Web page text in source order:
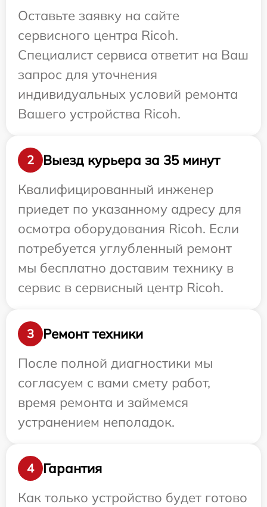
Оставьте заявку на сайте
сервисного центра Ricoh.
Специалист сервиса ответит на Ваш
запрос для уточнения
индивидуальных условий ремонта
Вашего устройства Ricoh.
2
Выезд курьера за 35 минут
Квалифицированный инженер
приедет по указанному адресу для
осмотра оборудования Ricoh. Если
потребуется углубленный ремонт
мы бесплатно доставим технику в
сервис в сервисный центр Ricoh.
3
Ремонт техники
После полной диагностики мы
согласуем с вами смету работ,
время ремонта и займемся
устранением неполадок.
4
Гарантия
Как только устройство будет готово